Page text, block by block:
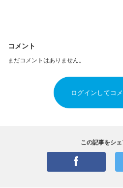
コメント
まだコメントはありません。
ログインしてコ
この記事をシ